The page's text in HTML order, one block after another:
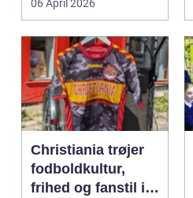
06 April 2026
Christiania trøjer
fodboldkultur,
frihed og fanstil i